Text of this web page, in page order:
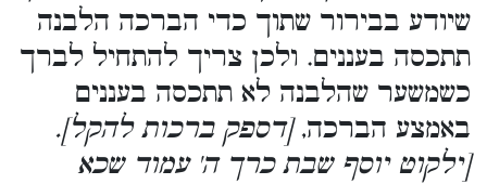
שיודע בבירור שתוך כדי הברכה הלבנה
תתכסה בעננים. ולכן צריך להתחיל לברך
כשמשער שהלבנה לא תתכסה בעננים
באמצע הברכה,[דספק ברכות להקל].
[ילקוט יוסף שבת כרך ה' עמוד שכא